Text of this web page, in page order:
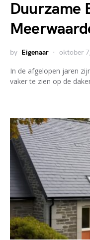
Duurzame
by Eigenaar oktober
In de afgelopen jaren
vaker te zien op de